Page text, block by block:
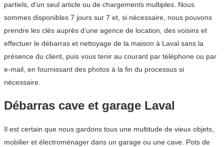
partiels, d’un seul article ou de chargements multiples. Nous
sommes disponibles 7 jours sur 7 et, si nécessaire, nous pouvons
prendre les clés auprès d’une agence de location, des voisins et
effectuer le débarras et nettoyage de la maison à Laval sans la
présence du client, puis vous tenir au courant par téléphone ou par
e-mail, en fournissant des photos à la fin du processus si
nécessaire.
Débarras cave et garage Laval
Il est certain que nous gardons tous une multitude de vieux objets,
mobilier et électroménager dans un garage ou une cave. Pots de